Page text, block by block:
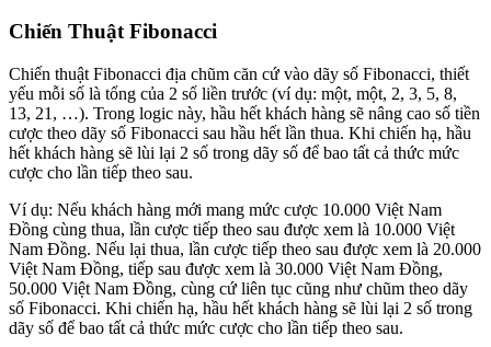
Chiến Thuật Fibonacci
Chiến thuật Fibonacci địa chũm căn cứ vào dãy số Fibonacci, thiết
yếu mỗi số là tổng của 2 số liền trước (ví dụ: một, một, 2, 3, 5, 8,
13, 21, …). Trong logic này, hầu hết khách hàng sẽ nâng cao số tiền
cược theo dãy số Fibonacci sau hầu hết lần thua. Khi chiến hạ, hầu
hết khách hàng sẽ lùi lại 2 số trong dãy số để bao tất cả thức mức
cược cho lần tiếp theo sau.
Ví dụ: Nếu khách hàng mới mang mức cược 10.000 Việt Nam
Đồng cùng thua, lần cược tiếp theo sau được xem là 10.000 Việt
Nam Đồng. Nếu lại thua, lần cược tiếp theo sau được xem là 20.000
Việt Nam Đồng, tiếp sau được xem là 30.000 Việt Nam Đồng,
50.000 Việt Nam Đồng, cùng cứ liên tục cũng như chũm theo dãy
số Fibonacci. Khi chiến hạ, hầu hết khách hàng sẽ lùi lại 2 số trong
dãy số để bao tất cả thức mức cược cho lần tiếp theo sau.